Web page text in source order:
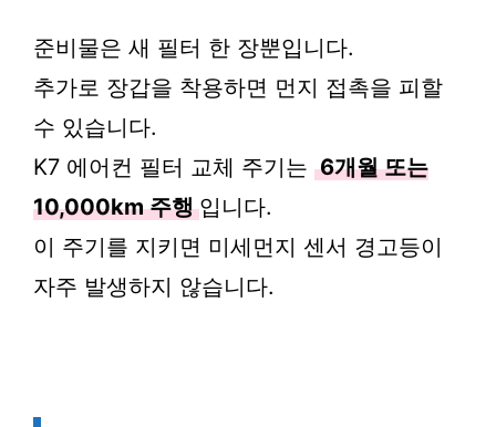
준비물은 새 필터 한 장뿐입니다.
추가로 장갑을 착용하면 먼지 접촉을 피할
수 있습니다.
K7 에어컨 필터 교체 주기는 6개월 또는
10,000km 주행 입니다.
이 주기를 지키면 미세먼지 센서 경고등이
자주 발생하지 않습니다.